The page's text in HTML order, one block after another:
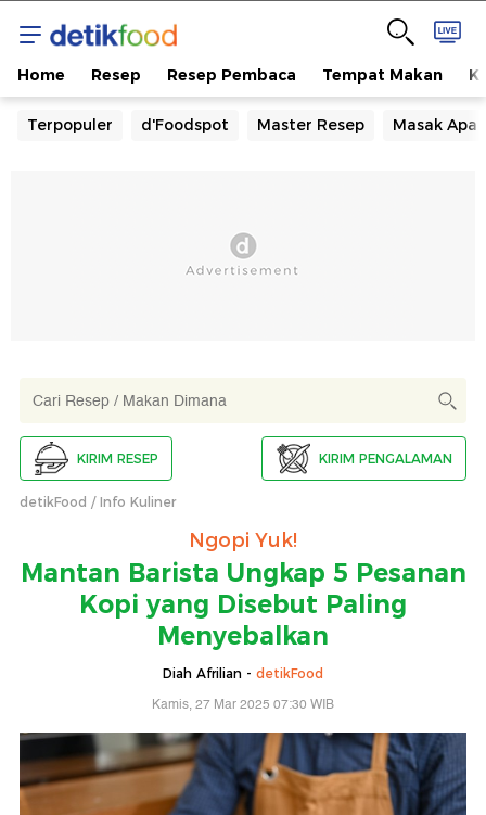
Home Resep Resep Pembaca Tempat Makan
Terpopuler d'Foodspot Master Resep Masak Apa
KIRIM RESEP KIRIM PENGALAMAN
detikFood Info Kuliner
Ngopi Yuk!
Mantan Barista Ungkap 5 Pesanan
Kopi yang Disebut Paling
Menyebalkan
Diah Afrilian - detikFood
Kamis, 27 Mar 2025 07:30 WIB